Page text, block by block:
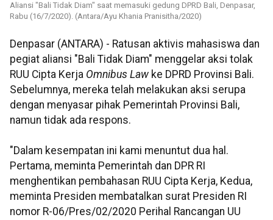
Aliansi "Bali Tidak Diam" saat memasuki gedung DPRD Bali, Denpasar,
Rabu (16/7/2020). (Antara/Ayu Khania Pranisitha/2020)
Denpasar (ANTARA) - Ratusan aktivis mahasiswa dan
pegiat aliansi "Bali Tidak Diam" menggelar aksi tolak
RUU Cipta Kerja Omnibus Law ke DPRD Provinsi Bali.
Sebelumnya, mereka telah melakukan aksi serupa
dengan menyasar pihak Pemerintah Provinsi Bali,
namun tidak ada respons.
"Dalam kesempatan ini kami menuntut dua hal.
Pertama, meminta Pemerintah dan DPR RI
menghentikan pembahasan RUU Cipta Kerja, Kedua,
meminta Presiden membatalkan surat Presiden RI
nomor R-06/Pres/02/2020 Perihal Rancangan UU